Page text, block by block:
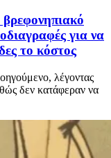
για να
το κόστος
λέγοντας
δεν κατάφεραν να